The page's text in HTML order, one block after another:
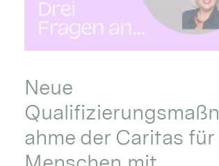
Neue
Qualifizierungsmaßn
ahme der Caritas für